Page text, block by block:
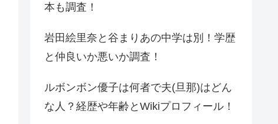
本も調査！
岩田絵里奈と谷まりあの中学は別！学歴
と仲良いか悪いか調査！
ルボンボン優子は何者で夫(旦那)はどん
な人？経歴や年齢とWikiプロフィール！